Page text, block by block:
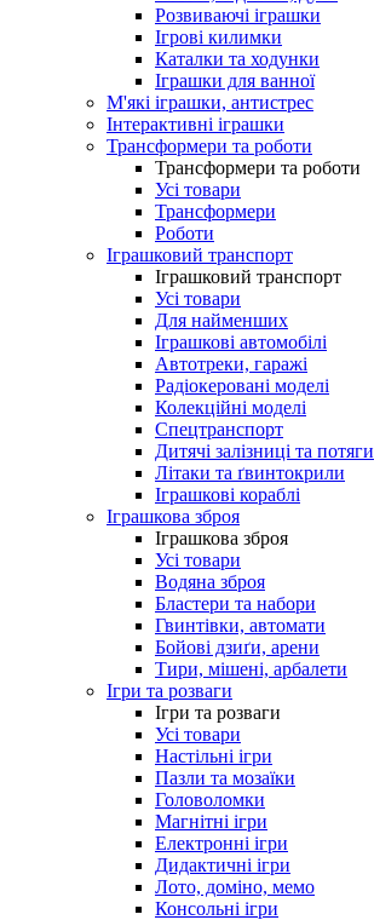
Розвиваючі іграшки
Ігрові килимки
Каталки та ходунки
Іграшки для ванної
М'які іграшки, антистрес
Інтерактивні іграшки
Трансформери та роботи
Трансформери та роботи
Усі товари
Трансформери
Роботи
Іграшковий транспорт
Іграшковий транспорт
Усі товари
Для найменших
Іграшкові автомобілі
Автотреки, гаражі
Радіокеровані моделі
Колекційні моделі
Спецтранспорт
Дитячі залізниці та потяги
Літаки та ґвинтокрили
Іграшкові кораблі
Іграшкова зброя
Іграшкова зброя
Усі товари
Водяна зброя
Бластери та набори
Гвинтівки, автомати
Бойові дзиґи, арени
Тири, мішені, арбалети
Ігри та розваги
Ігри та розваги
Усі товари
Настільні ігри
Пазли та мозаїки
Головоломки
Магнітні ігри
Електронні ігри
Дидактичні ігри
Лото, доміно, мемо
Консольні ігри